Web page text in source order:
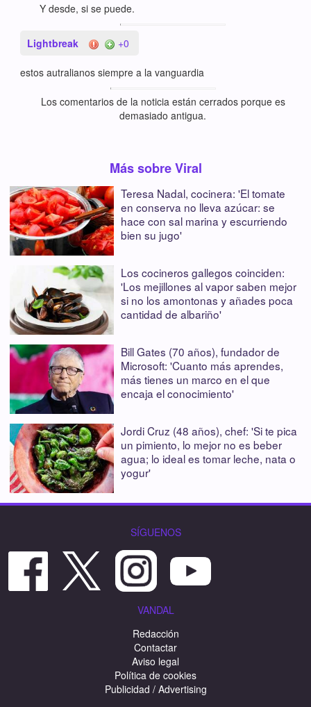
Y desde, si se puede.
Lightbreak +0
estos autralianos siempre a la vanguardia
Los comentarios de la noticia están cerrados porque es
demasiado antigua.
Más sobre Viral
Teresa Nadal, cocinera: 'El tomate
en conserva no lleva azúcar: se
hace con sal marina y escurriendo
bien su jugo'
Los cocineros gallegos coinciden:
'Los mejillones al vapor saben mejor
si no los amontonas y añades poca
cantidad de albariño'
Bill Gates (70 años), fundador de
Microsoft: 'Cuanto más aprendes,
más tienes un marco en el que
encaja el conocimiento'
Jordi Cruz (48 años), chef: 'Si te pica
un pimiento, lo mejor no es beber
agua; lo ideal es tomar leche, nata o
yogur'
SÍGUENOS
VANDAL
Redacción
Contactar
Aviso legal
Política de cookies
Publicidad / Advertising